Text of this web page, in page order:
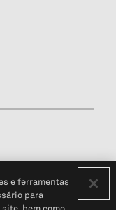
(em inglês)
S&P Global
e ferramentas
para